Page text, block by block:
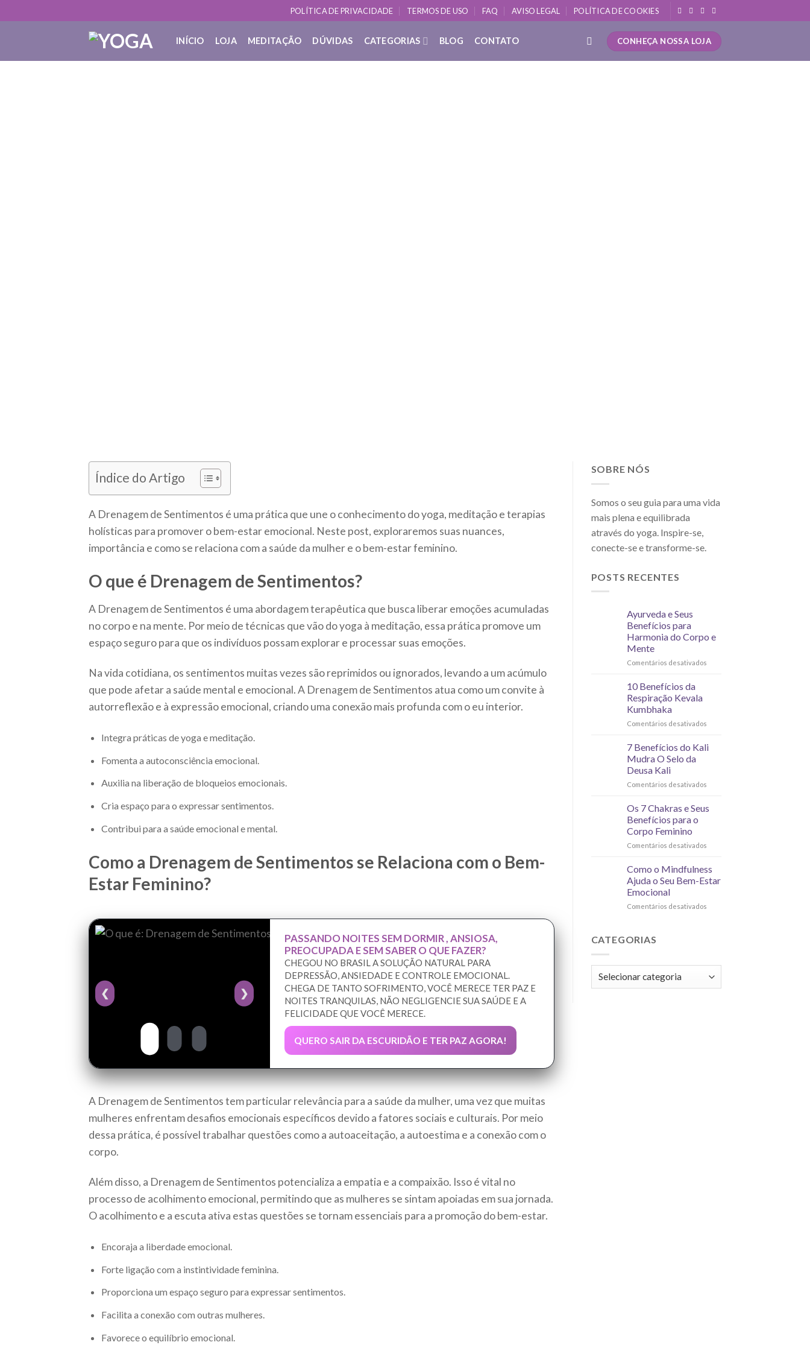
POLÍTICA DE PRIVACIDADE TERMOS DE USO FAQ AVISO LEGAL POLÍTICA DE COOKIES
INÍCIO LOJA MEDITAÇÃO DÚVIDAS CATEGORIAS BLOG CONTATO CONHEÇA NOSSA LOJA
Índice do Artigo
A Drenagem de Sentimentos é uma prática que une o conhecimento do yoga, meditação e terapias
holísticas para promover o bem-estar emocional. Neste post, exploraremos suas nuances,
importância e como se relaciona com a saúde da mulher e o bem-estar feminino.
O que é Drenagem de Sentimentos?
A Drenagem de Sentimentos é uma abordagem terapêutica que busca liberar emoções acumuladas
no corpo e na mente. Por meio de técnicas que vão do yoga à meditação, essa prática promove um
espaço seguro para que os indivíduos possam explorar e processar suas emoções.
Na vida cotidiana, os sentimentos muitas vezes são reprimidos ou ignorados, levando a um acúmulo
que pode afetar a saúde mental e emocional. A Drenagem de Sentimentos atua como um convite à
autorreflexão e à expressão emocional, criando uma conexão mais profunda com o eu interior.
Integra práticas de yoga e meditação.
Fomenta a autoconsciência emocional.
Auxilia na liberação de bloqueios emocionais.
Cria espaço para o expressar sentimentos.
Contribui para a saúde emocional e mental.
Como a Drenagem de Sentimentos se Relaciona com o Bem-
Estar Feminino?
❮ ❯
PASSANDO NOITES SEM DORMIR , ANSIOSA,
PREOCUPADA E SEM SABER O QUE FAZER?
CHEGOU NO BRASIL A SOLUÇÃO NATURAL PARA
DEPRESSÃO, ANSIEDADE E CONTROLE EMOCIONAL.
CHEGA DE TANTO SOFRIMENTO, VOCÊ MERECE TER PAZ E
NOITES TRANQUILAS, NÃO NEGLIGENCIE SUA SAÚDE E A
FELICIDADE QUE VOCÊ MERECE.
QUERO SAIR DA ESCURIDÃO E TER PAZ AGORA!
A Drenagem de Sentimentos tem particular relevância para a saúde da mulher, uma vez que muitas
mulheres enfrentam desafios emocionais específicos devido a fatores sociais e culturais. Por meio
dessa prática, é possível trabalhar questões como a autoaceitação, a autoestima e a conexão com o
corpo.
Além disso, a Drenagem de Sentimentos potencializa a empatia e a compaixão. Isso é vital no
processo de acolhimento emocional, permitindo que as mulheres se sintam apoiadas em sua jornada.
O acolhimento e a escuta ativa estas questões se tornam essenciais para a promoção do bem-estar.
Encoraja a liberdade emocional.
Forte ligação com a instintividade feminina.
Proporciona um espaço seguro para expressar sentimentos.
Facilita a conexão com outras mulheres.
Favorece o equilíbrio emocional.
SOBRE NÓS
Somos o seu guia para uma vida
mais plena e equilibrada
através do yoga. Inspire-se,
conecte-se e transforme-se.
POSTS RECENTES
Ayurveda e Seus
Benefícios para
Harmonia do Corpo e
Mente
Comentários desativados
10 Benefícios da
Respiração Kevala
Kumbhaka
Comentários desativados
7 Benefícios do Kali
Mudra O Selo da
Deusa Kali
Comentários desativados
Os 7 Chakras e Seus
Benefícios para o
Corpo Feminino
Comentários desativados
Como o Mindfulness
Ajuda o Seu Bem-Estar
Emocional
Comentários desativados
CATEGORIAS